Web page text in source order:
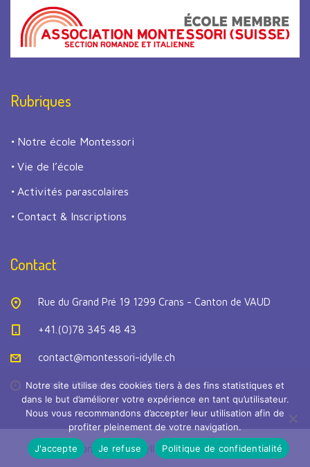
Rubriques
Notre école Montessori
Vie de l’école
Activités parascolaires
Contact & Inscriptions
Contact
Rue du Grand Pré 19 1299 Crans - Canton de VAUD
+41.(0)78 345 48 43
contact@montessori-idylle.ch
Lundi - Vendredi : 8h - 18h
© Ecole Montessori L’Idylle 2021 -Mentions légales
Notre site utilise des cookies tiers à des fins statistiques et
dans le but d’améliorer votre expérience en tant qu’utilisateur.
Nous vous recommandons d’accepter leur utilisation afin de
profiter pleinement de votre navigation.
J'accepte
Je refuse Politique de confidentialité